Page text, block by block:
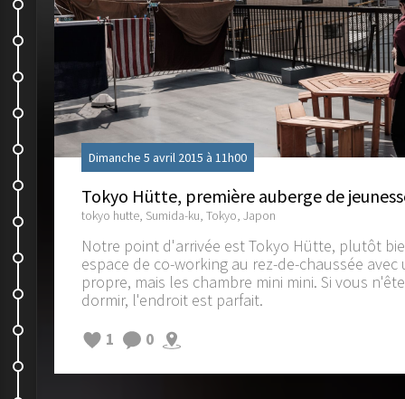
Les galeries à Osaka
Neko Cafe
Tout à 300 yens !
Les jardins du château d'Osaka
Les Kushikatsu
KFC local…
Mos burger
Dimanche 5 avril 2015 à 11h00
Tokyo Hütte, première auberge de
tokyo hutte, Sumida-ku, Tokyo, Japon
Notre point d'arrivée est Tokyo Hütte, plutôt
espace de co-working au rez-de-chaussée
propre, mais les chambre mini mini. Si vous
dormir, l'endroit est parfait.
1
0